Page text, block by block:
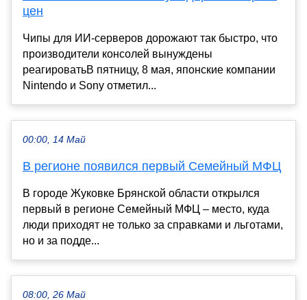
цен
Чипы для ИИ-серверов дорожают так быстро, что
производители консолей вынуждены
реагироватьВ пятницу, 8 мая, японские компании
Nintendo и Sony отметил...
00:00, 14 Май
В регионе появился первый Семейный МФЦ
В городе Жуковке Брянской области открылся
первый в регионе Семейный МФЦ – место, куда
люди приходят не только за справками и льготами,
но и за подде...
08:00, 26 Май